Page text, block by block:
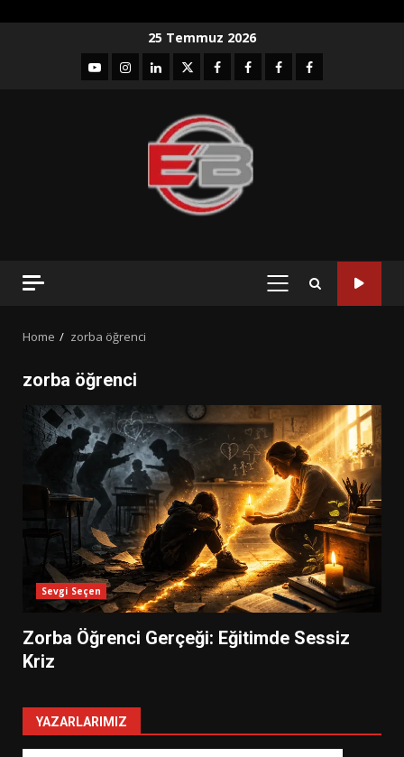
25 Temmuz 2026
YouTubeInstagram
LinkedIntwitterfacebook-Facebook-
Facebook-Facebook-
PRIMARY
Home zorba öğrenci
zorba öğrenci
Sevgi Seçen
Zorba Öğrenci Gerçeği: Eğitimde Sessiz
Kriz
YAZARLARIMIZ